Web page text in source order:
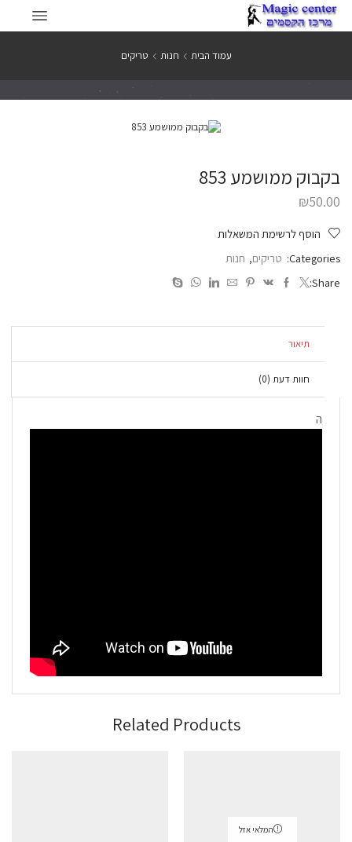
עמוד הבית חנות טריקים
בקבוק ממושמע 853
₪50.00
הוסף לרשימת המשאלות
Categories: טריקים, חנות
Share:
תיאור
חוות דעת (0)
ה
Related Products
המלאי אזל